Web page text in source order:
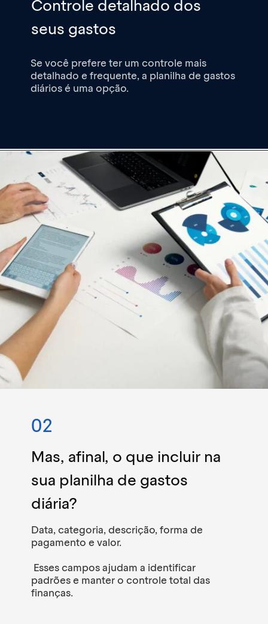
Se você prefere ter um controle mais
detalhado e frequente, a planilha de gastos
diários é uma opção.
Controle detalhado dos
seus gastos
Data, categoria, descrição, forma de
pagamento e valor.
Esses campos ajudam a identificar
padrões e manter o controle total das
finanças.
Mas, afinal, o que incluir na
sua planilha de gastos
diária?
02